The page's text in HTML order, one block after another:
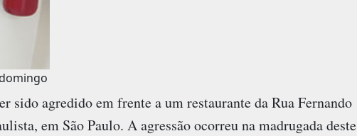
sido agredido em frente a um restaurante da Rua Fernando
em São Paulo. A agressão ocorreu na madrugada deste